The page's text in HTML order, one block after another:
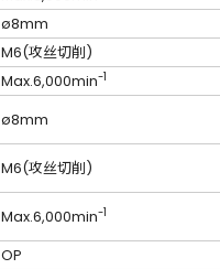
ø8mm
M6(攻丝切削)
Max.6,000min-1
ø8mm
M6(攻丝切削)
Max.6,000min-1
OP